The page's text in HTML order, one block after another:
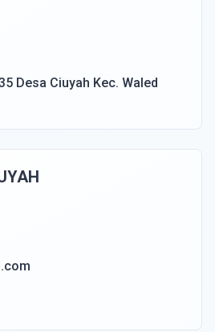
Desa Ciuyah Kec. Waled